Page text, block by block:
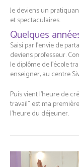
Je deviens un
et spectaculaires.
Quelques
Saisi par l’envie de
deviens professeur.
le diplôme de l’école
enseigner, au centre
Puis vient l’heure de
travail” est ma
l’heure du déjeuner.